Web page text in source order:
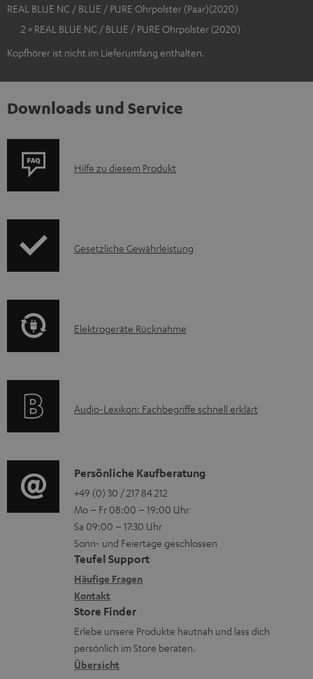
REAL BLUE NC / BLUE / PURE Ohrpolster (Paar)(2020)
2 × REAL BLUE NC / BLUE / PURE Ohrpolster (2020)
Kopfhörer ist nicht im Lieferumfang enthalten.
Downloads und Service
P
u
A
Hilfe zu diesem Produkt
I
r
i
e
n
z
u
r
G
a
r
a
n
Gesetzliche Gewährleistung
E
t
g
e
r
ä
t
e
R
ü
c
k
Elektrogeräte Rücknahme
A
i
o
-
L
e
x
i
k
o
n
Audio-Lexikon: Fachbegriffe schnell erklärt
K
o
n
t
a
k
t
d
a
t
Persönliche Kaufberatung
+49 (0) 30 / 217 84 212
Mo – Fr 08:00 – 19:00 Uhr
Sa 09:00 – 17:30 Uhr
Sonn- und Feiertage geschlossen
Teufel Support
Häufige Fragen
Kontakt
Store Finder
Erlebe unsere Produkte hautnah und lass dich
persönlich im Store beraten.
Übersicht